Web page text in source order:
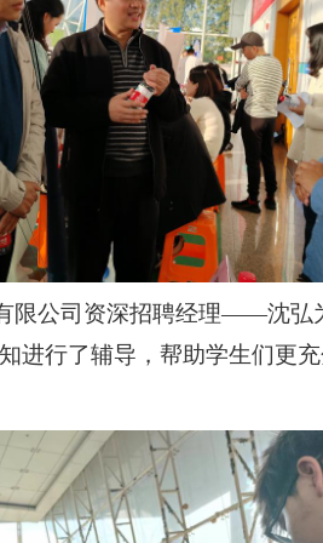
限公司资深招聘经理——沈弘
进行了辅导，帮助学生们更